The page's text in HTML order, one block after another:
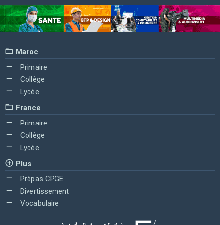
Maroc
Primaire
Collège
Lycée
France
Primaire
Collège
Lycée
Plus
Prépas CPGE
Divertissement
Vocabulaire